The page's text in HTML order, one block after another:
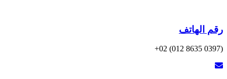
رقم الهاتف
(0397 8635 012) 02+